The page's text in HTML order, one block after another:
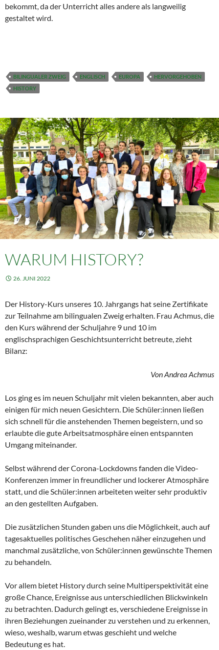
bekommt, da der Unterricht alles andere als langweilig
gestaltet wird.
BILINGUALER ZWEIG ENGLISCH EUROPA
HERVORGEHOBEN
HISTORY
WARUM HISTORY?
26. JUNI 2022
Der History-Kurs unseres 10. Jahrgangs hat seine Zertifikate
zur Teilnahme am bilingualen Zweig erhalten. Frau Achmus, die
den Kurs während der Schuljahre 9 und 10 im
englischsprachigen Geschichtsunterricht betreute, zieht
Bilanz:
Von Andrea Achmus
Los ging es im neuen Schuljahr mit vielen bekannten, aber auch
einigen für mich neuen Gesichtern. Die Schüler:innen ließen
sich schnell für die anstehenden Themen begeistern, und so
erlaubte die gute Arbeitsatmosphäre einen entspannten
Umgang miteinander.
Selbst während der Corona-Lockdowns fanden die Video-
Konferenzen immer in freundlicher und lockerer Atmosphäre
statt, und die Schüler:innen arbeiteten weiter sehr produktiv
an den gestellten Aufgaben.
Die zusätzlichen Stunden gaben uns die Möglichkeit, auch auf
tagesaktuelles politisches Geschehen näher einzugehen und
manchmal zusätzliche, von Schüler:innen gewünschte Themen
zu behandeln.
Vor allem bietet History durch seine Multiperspektivität eine
große Chance, Ereignisse aus unterschiedlichen Blickwinkeln
zu betrachten. Dadurch gelingt es, verschiedene Ereignisse in
ihren Beziehungen zueinander zu verstehen und zu erkennen,
wieso, weshalb, warum etwas geschieht und welche
Bedeutung es hat.